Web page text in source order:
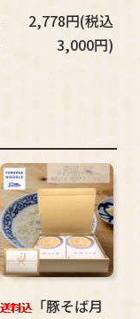
2,778円(税込
3,000円)
「豚そば月